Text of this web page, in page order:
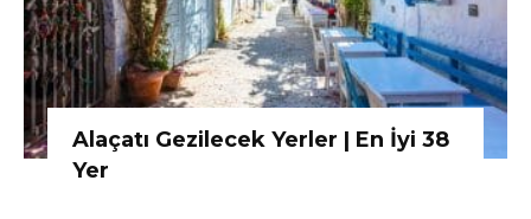
Alaçatı Gezilecek Yerler | En İyi 38
Yer